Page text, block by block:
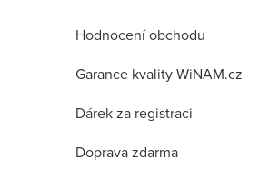
Hodnocení obchodu
Garance kvality WiNAM.cz
Dárek za registraci
Doprava zdarma